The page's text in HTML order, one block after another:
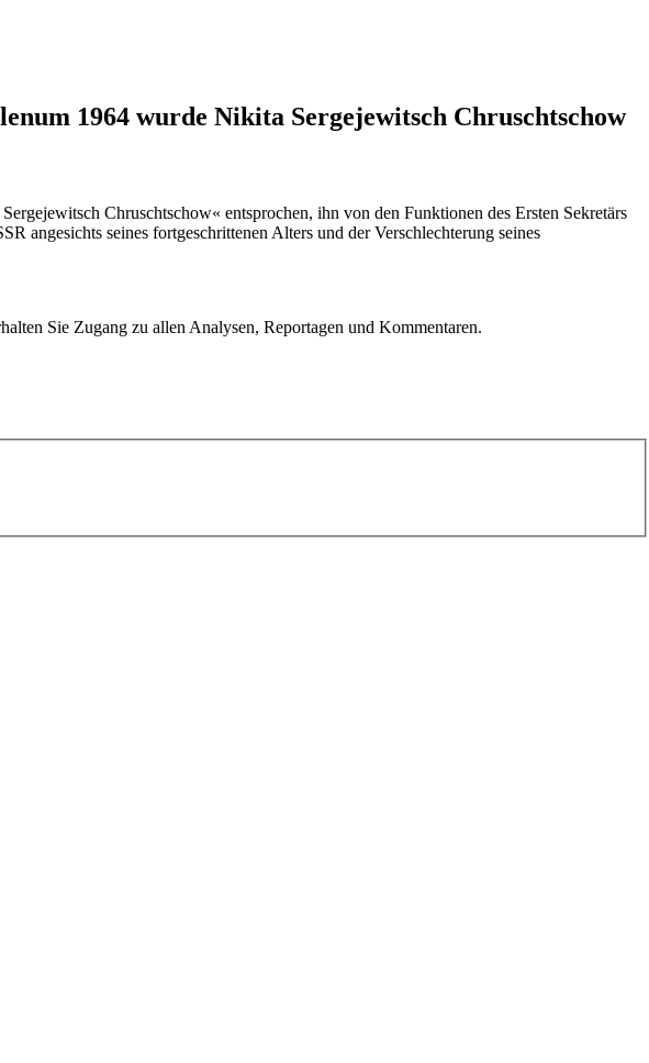
1964 wurde Nikita Sergejewitsch Chruschtschow
Chruschtschow« entsprochen, ihn von den Funktionen des Ersten Sekretärs
angesichts seines fortgeschrittenen Alters und der Verschlechterung seines
Sie Zugang zu allen Analysen, Reportagen und Kommentaren.